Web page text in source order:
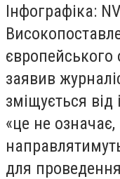
Інфографіка: NV
європейського
заявив
зміщується від
«це не
для